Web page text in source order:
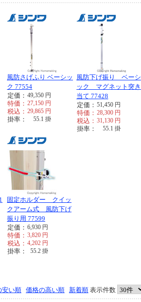
風防さげふり ベーシッ
ク 77554
定価： 49,350 円
特価： 27,150 円
税込： 29,865 円
掛率： 55.1 掛
風防下げ振り ベーシ
ック マグネット突き
当て 77428
定価： 51,450 円
特価： 28,300 円
税込： 31,130 円
掛率： 55.1 掛
固定ホルダー クイッ
クアーム式 風防下げ
振り用 77599
定価： 6,930 円
特価： 3,820 円
税込： 4,202 円
掛率： 55.2 掛
安い順 価格の高い順 新着順 表示件数